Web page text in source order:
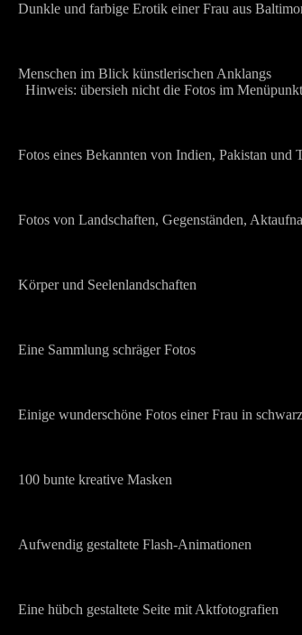
Dunkle und farbige Erotik einer Frau aus
Menschen im Blick künstlerischen Anklangs
Hinweis: übersieh nicht die Fotos im Menüpunkt
Fotos eines Bekannten von Indien, Pakistan und
Fotos von Landschaften, Gegenständen,
Körper und Seelenlandschaften
Eine Sammlung schräger Fotos
Einige wunderschöne Fotos einer Frau in schwarz
100 bunte kreative Masken
Aufwendig gestaltete Flash-Animationen
Eine hübch gestaltete Seite mit Aktfotografien